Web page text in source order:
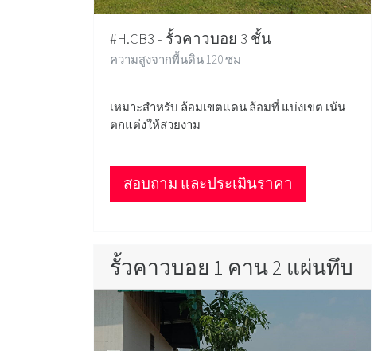
#H.CB3 - รั้วคาวบอย 3 ชั้น
ความสูงจากพื้นดิน 120 ซม
เหมาะสำหรับ ล้อมเขตแดน ล้อมที่ แบ่งเขต เน้น
ตกแต่งให้สวยงาม
สอบถาม และประเมินราคา
รั้วคาวบอย 1 คาน 2 แผ่นทึบ